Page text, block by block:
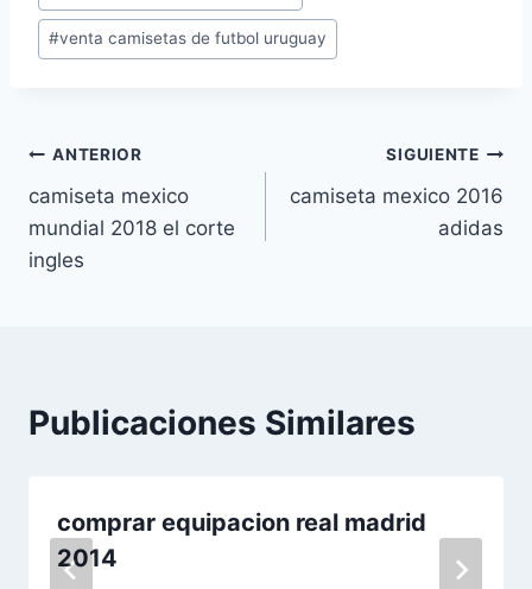
entrada:
#venta camisetas de futbol uruguay
Navegación
de
entradas
ANTERIOR
camiseta mexico
mundial 2018 el corte
ingles
SIGUIENTE
camiseta mexico 2016
adidas
Publicaciones Similares
comprar equipacion real madrid
2014